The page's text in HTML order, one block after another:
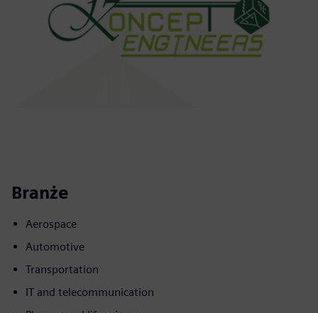
Branże
Aerospace
Automotive
Transportation
IT and telecommunication